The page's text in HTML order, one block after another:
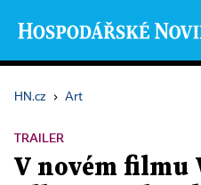
HN.cz › Art
TRAILER
V novém filmu